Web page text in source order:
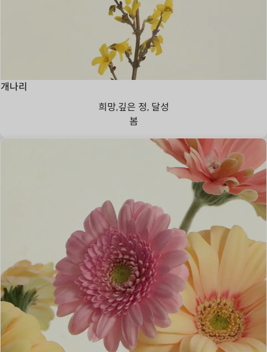
개나리
희망,깊은 정, 달성
봄